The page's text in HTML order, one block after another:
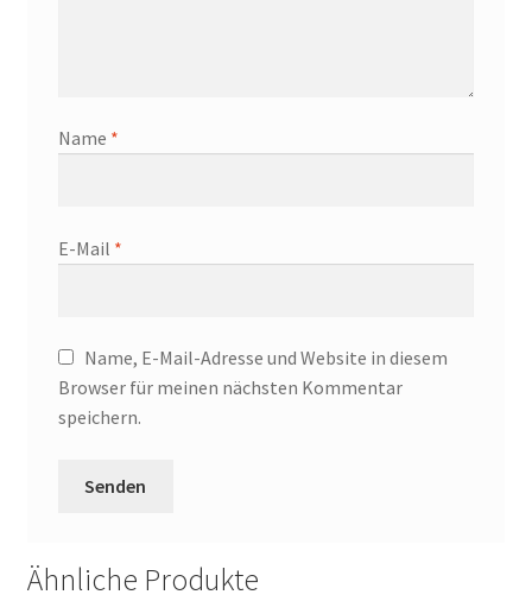
Name *
E-Mail *
Name, E-Mail-Adresse und Website in diesem
Browser für meinen nächsten Kommentar
speichern.
Ähnliche Produkte